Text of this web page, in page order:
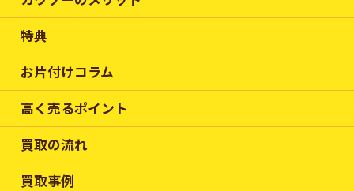
特典
お片付けコラム
高く売るポイント
買取の流れ
買取事例